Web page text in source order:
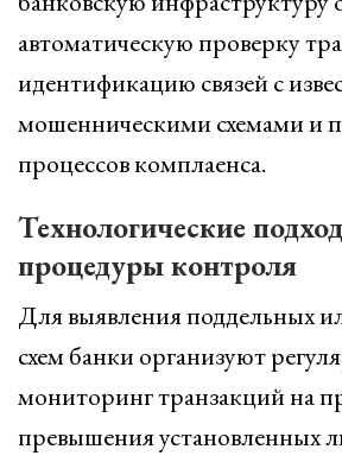
автоматическую проверку
идентификацию связей с
мошенническими схемами и
процессов комплаенса.
Технологические
процедуры контроля
Для выявления поддельных
схем банки организуют
мониторинг транзакций на
превышения установленных